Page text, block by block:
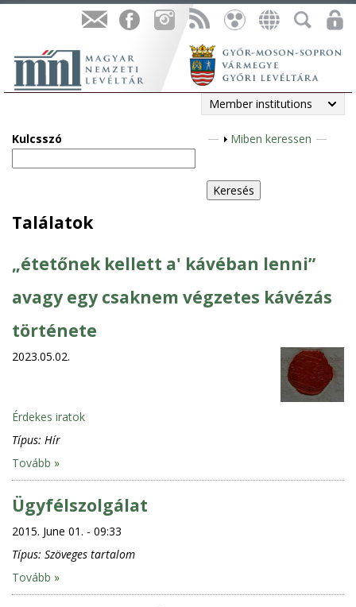
Member institutions
Kulcsszó
S
o
w
Miben keressen
Találatok
„étetőnek kellett a' kávéban lenni”
avagy egy csaknem végzetes kávézás
története
2023.05.02.
Érdekes iratok
Típus: Hír
Tovább »
Ügyfélszolgálat
2015. June 01. - 09:33
Típus: Szöveges tartalom
Tovább »